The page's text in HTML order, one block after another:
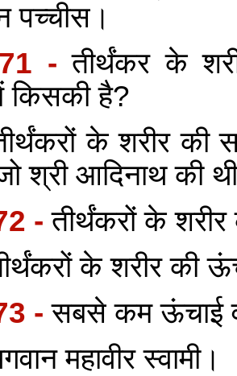
पच्चीस।
-तीर्थंकर के
किसकी है?
के शरीर
श्री आदिनाथ की
-तीर्थंकरों के
के शरीर की
-सबसे कम ऊंचाई
महावीर स्वामी।